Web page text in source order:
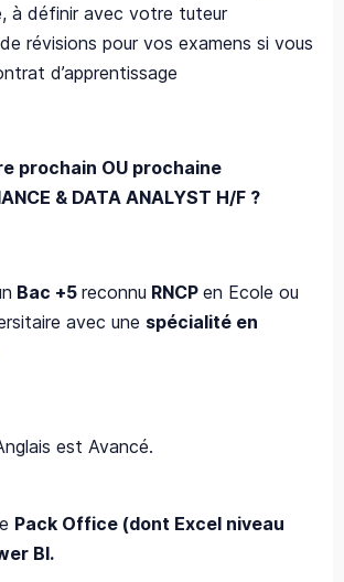
à définir avec votre tuteur
révisions pour vos examens si vous
d’apprentissage
prochain OU prochaine
& DATA ANALYST H/F ?
Bac +5 reconnu RNCP en Ecole ou
avec une spécialité en
est Avancé.
Pack Office (dont Excel niveau
BI.